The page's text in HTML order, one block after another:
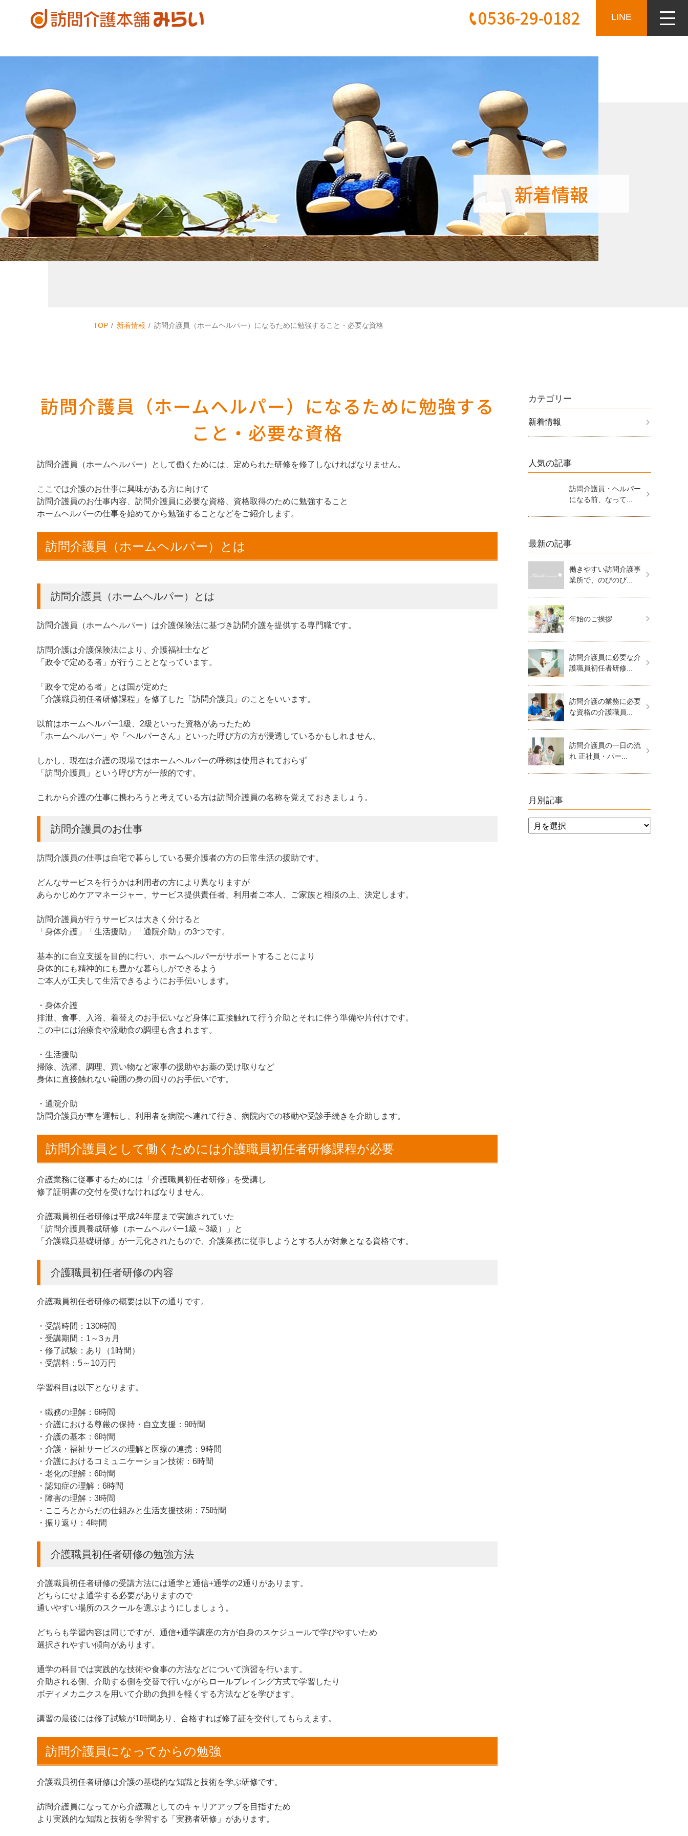
0536-29-0182 LINE
新着情報
TOP 新着情報 訪問介護員（ホームヘルパー）になるために勉強すること・必要な資格
訪問介護員（ホームヘルパー）になるために勉強する
こと・必要な資格
訪問介護員（ホームヘルパー）として働くためには、定められた研修を修了しなければなりません。
ここでは介護のお仕事に興味がある方に向けて
訪問介護員のお仕事内容、訪問介護員に必要な資格、資格取得のために勉強すること
ホームヘルパーの仕事を始めてから勉強することなどをご紹介します。
訪問介護員（ホームヘルパー）とは
訪問介護員（ホームヘルパー）とは
訪問介護員（ホームヘルパー）は介護保険法に基づき訪問介護を提供する専門職です。
訪問介護は介護保険法により、介護福祉士など
「政令で定める者」が行うこととなっています。
「政令で定める者」とは国が定めた
「介護職員初任者研修課程」を修了した「訪問介護員」のことをいいます。
以前はホームヘルパー1級、2級といった資格があったため
「ホームヘルパー」や「ヘルパーさん」といった呼び方の方が浸透しているかもしれません。
しかし、現在は介護の現場ではホームヘルパーの呼称は使用されておらず
「訪問介護員」という呼び方が一般的です。
これから介護の仕事に携わろうと考えている方は訪問介護員の名称を覚えておきましょう。
訪問介護員のお仕事
訪問介護員の仕事は自宅で暮らしている要介護者の方の日常生活の援助です。
どんなサービスを行うかは利用者の方により異なりますが
あらかじめケアマネージャー、サービス提供責任者、利用者ご本人、ご家族と相談の上、決定します。
訪問介護員が行うサービスは大きく分けると
「身体介護」「生活援助」「通院介助」の3つです。
基本的に自立支援を目的に行い、ホームヘルパーがサポートすることにより
身体的にも精神的にも豊かな暮らしができるよう
ご本人が工夫して生活できるようにお手伝いします。
・身体介護
排泄、食事、入浴、着替えのお手伝いなど身体に直接触れて行う介助とそれに伴う準備や片付けです。
この中には治療食や流動食の調理も含まれます。
・生活援助
掃除、洗濯、調理、買い物など家事の援助やお薬の受け取りなど
身体に直接触れない範囲の身の回りのお手伝いです。
・通院介助
訪問介護員が車を運転し、利用者を病院へ連れて行き、病院内での移動や受診手続きを介助します。
訪問介護員として働くためには介護職員初任者研修課程が必要
介護業務に従事するためには「介護職員初任者研修」を受講し
修了証明書の交付を受けなければなりません。
介護職員初任者研修は平成24年度まで実施されていた
「訪問介護員養成研修（ホームヘルパー1級～3級）」と
「介護職員基礎研修」が一元化されたもので、介護業務に従事しようとする人が対象となる資格です。
介護職員初任者研修の内容
介護職員初任者研修の概要は以下の通りです。
・受講時間：130時間
・受講期間：1～3ヵ月
・修了試験：あり（1時間）
・受講料：5～10万円
学習科目は以下となります。
・職務の理解：6時間
・介護における尊厳の保持・自立支援：9時間
・介護の基本：6時間
・介護・福祉サービスの理解と医療の連携：9時間
・介護におけるコミュニケーション技術：6時間
・老化の理解：6時間
・認知症の理解：6時間
・障害の理解：3時間
・こころとからだの仕組みと生活支援技術：75時間
・振り返り：4時間
介護職員初任者研修の勉強方法
介護職員初任者研修の受講方法には通学と通信+通学の2通りがあります。
どちらにせよ通学する必要がありますので
通いやすい場所のスクールを選ぶようにしましょう。
どちらも学習内容は同じですが、通信+通学講座の方が自身のスケジュールで学びやすいため
選択されやすい傾向があります。
通学の科目では実践的な技術や食事の方法などについて演習を行います。
介助される側、介助する側を交替で行いながらロールプレイング方式で学習したり
ボディメカニクスを用いて介助の負担を軽くする方法などを学びます。
講習の最後には修了試験が1時間あり、合格すれば修了証を交付してもらえます。
訪問介護員になってからの勉強
介護職員初任者研修は介護の基礎的な知識と技術を学ぶ研修です。
訪問介護員になってから介護職としてのキャリアアップを目指すため
より実践的な知識と技術を学習する「実務者研修」があります。
カテゴリー
新着情報
人気の記事
訪問介護員・ヘルパー
になる前、なって...
最新の記事
働きやすい訪問介護事
業所で、のびのび...
年始のご挨拶
訪問介護員に必要な介
護職員初任者研修...
訪問介護の業務に必要
な資格の介護職員...
訪問介護員の一日の流
れ 正社員・パー...
月別記事